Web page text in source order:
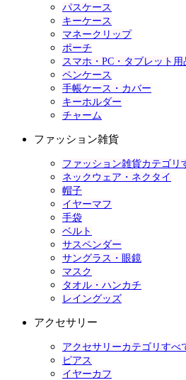
パスケース
キーケース
マネークリップ
ポーチ
スマホ・PC・タブレット用
ペンケース
手帳ケース・カバー
キーホルダー
チャーム
ファッション雑貨
ファッション雑貨カテゴリ
ネックウェア・ネクタイ
帽子
イヤーマフ
手袋
ベルト
サスペンダー
サングラス・眼鏡
マスク
タオル・ハンカチ
レイングッズ
アクセサリー
アクセサリーカテゴリすべ
ピアス
イヤーカフ